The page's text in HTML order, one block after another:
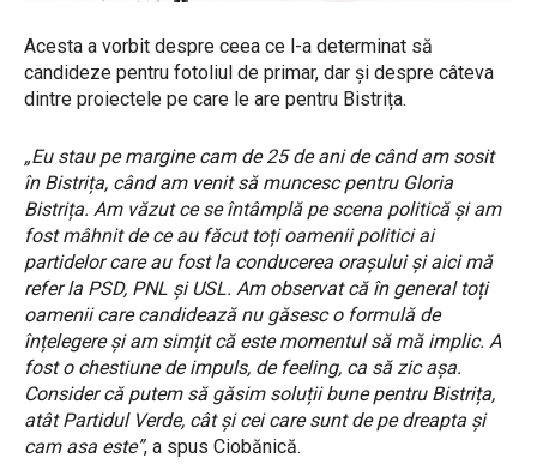
Acesta a vorbit despre ceea ce l-a determinat să
candideze pentru fotoliul de primar, dar și despre câteva
dintre proiectele pe care le are pentru Bistrița.
„Eu stau pe margine cam de 25 de ani de când am sosit
în Bistrița, când am venit să muncesc pentru Gloria
Bistrița. Am văzut ce se întâmplă pe scena politică și am
fost mâhnit de ce au făcut toți oamenii politici ai
partidelor care au fost la conducerea orașului și aici mă
refer la PSD, PNL și USL. Am observat că în general toți
oamenii care candidează nu găsesc o formulă de
înțelegere și am simțit că este momentul să mă implic. A
fost o chestiune de impuls, de feeling, ca să zic așa.
Consider că putem să găsim soluții bune pentru Bistrița,
atât Partidul Verde, cât și cei care sunt de pe dreapta și
cam asa este”, a spus Ciobănică.